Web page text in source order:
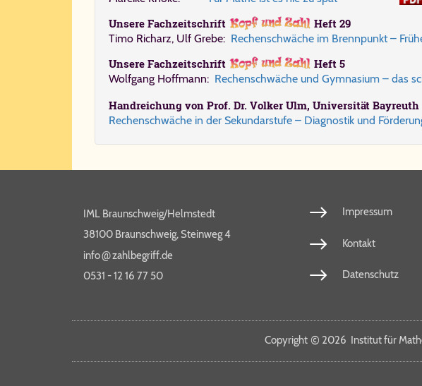
Unsere Fach­zeit­schrift Heft 29
Timo Richarz, Ulf Grebe: Re­chen­schwä­che im Brenn­punkt –
Unsere Fach­zeit­schrift Heft 5
Wolf­gang Hoff­mann: Re­chen­schwä­che und Gym­na­si­um – das
Hand­rei­chung von Prof. Dr. Vol­ker Ulm, Uni­ver­si­tät Bay­reuth
Re­chen­schwä­che in der Se­kun­dar­stu­fe – Dia­gnos­tik und
IML Braunschweig/Helmstedt
38100 Braunschweig, Steinweg 4
info​@zahl​be​griff​.de
0531 - 12 16 77 50
Impressum
Kontakt
Datenschutz
Copy­right © 2026 In­sti­tut für